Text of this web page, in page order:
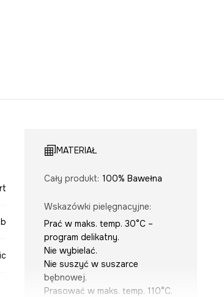
MATERIAŁ
Cały produkt: 100% Bawełna
Wskazówki pielęgnacyjne:
Prać w maks. temp. 30°C –
program delikatny.
Nie wybielać.
Nie suszyć w suszarce
bębnowej.
Prasować w maks. temp. 110°C.